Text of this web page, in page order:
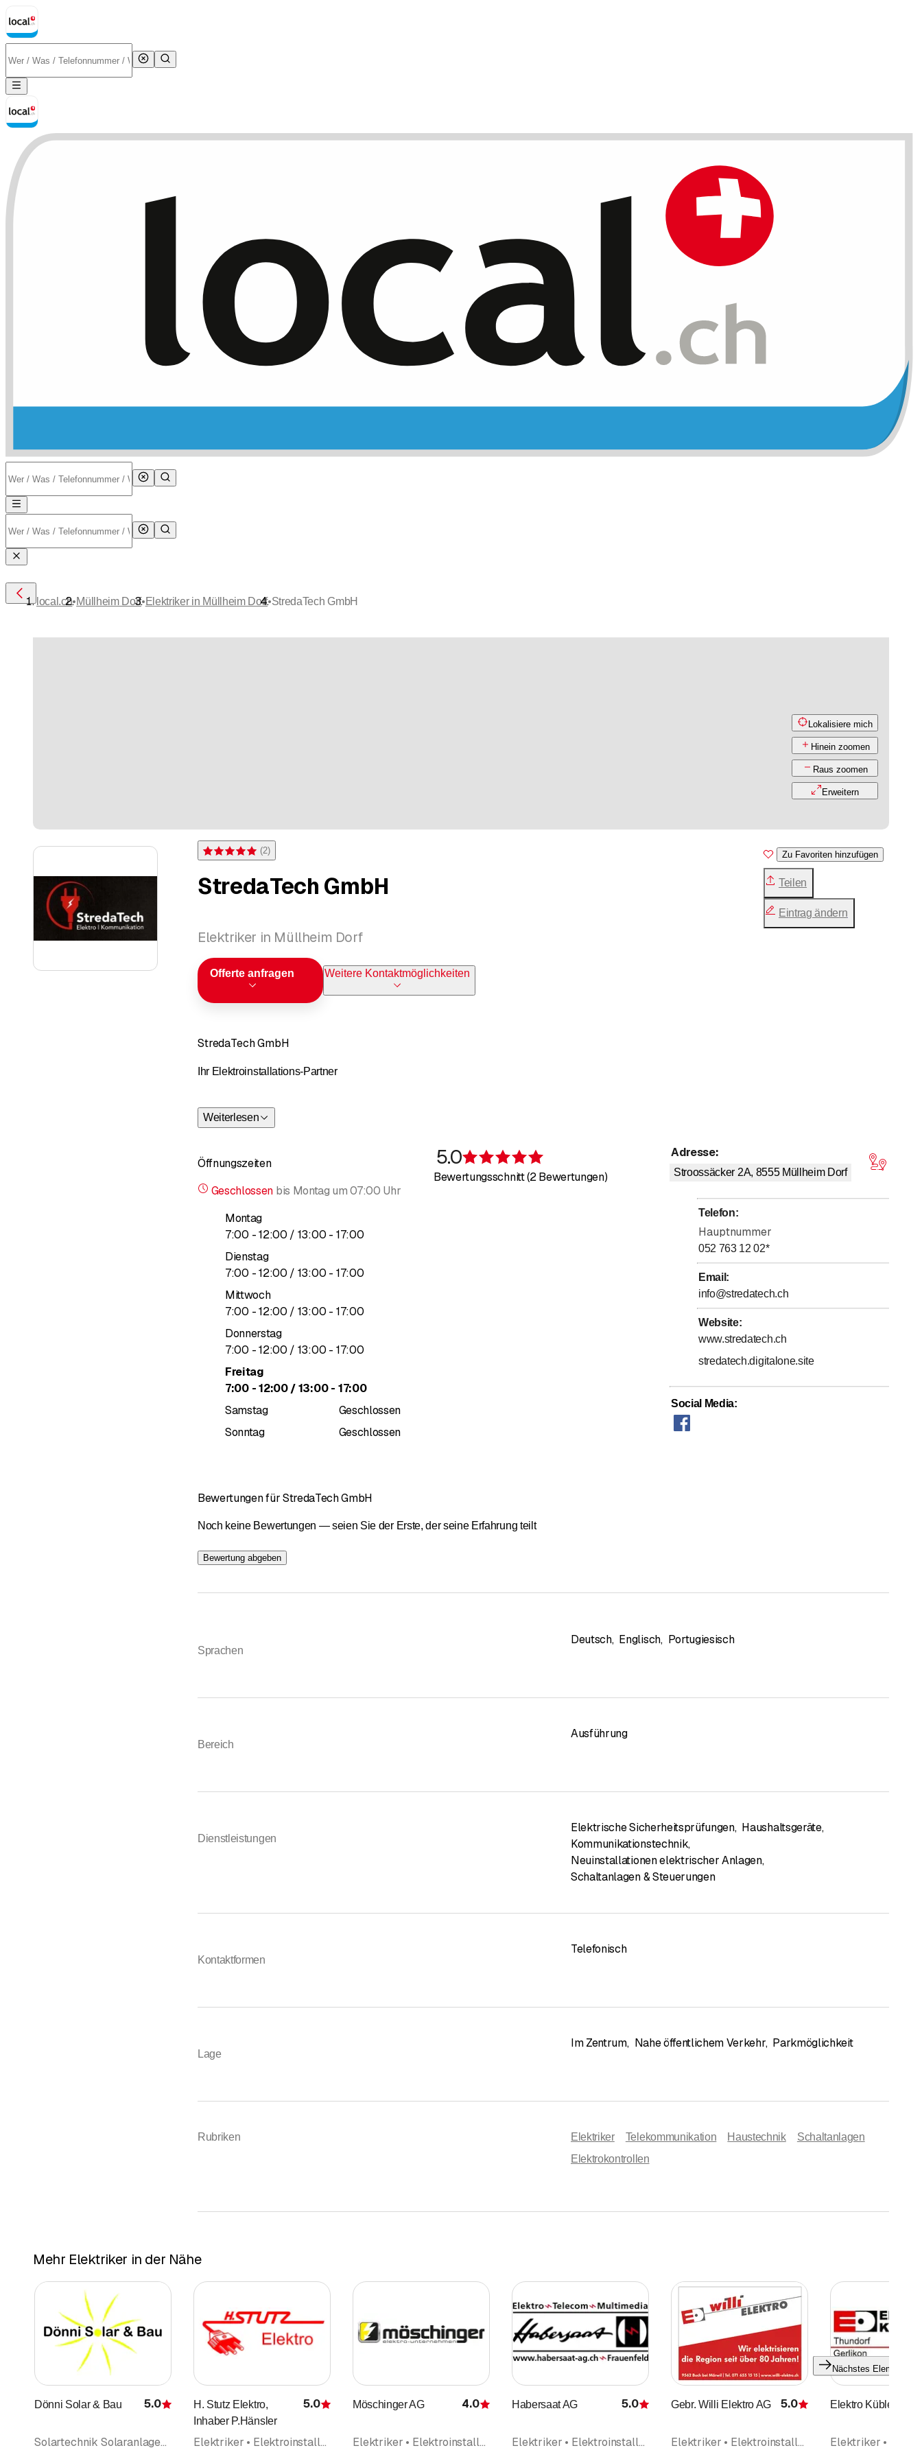
Lokalisiere mich
Hinein zoomen
Raus zoomen
Erweitern
Bewertung 5 von 5 Sternen bei 2 Bewertungen
(2)
StredaTech GmbH
Elektriker in Müllheim Dorf
Offerte anfragen Weitere Kontaktmöglichkeiten
Zu Favoriten hinzufügen
Teilen
Eintrag ändern
StredaTech GmbH
Ihr Elektroinstallations-Partner
Weiterlesen
Öffnungszeiten
Geschlossen bis Montag um 07:00 Uhr
Montag
7:00 - bis
12:00 / 13:00 - bis
17:00
Dienstag
7:00 - bis
12:00 / 13:00 - bis
17:00
Mittwoch
7:00 - bis
12:00 / 13:00 - bis
17:00
Donnerstag
7:00 - bis
12:00 / 13:00 - bis
17:00
Freitag
7:00 - bis
12:00/ 13:00 - bis
17:00
Samstag
Geschlossen
Sonntag
Geschlossen
5.0
Bewertungsschnitt (2 Bewertungen)
Adresse:
Stroossäcker 2A, 8555 Müllheim Dorf
Telefon:
Hauptnummer
052 763 12 02*
Email :
info@stredatech.ch
Website:
www.stredatech.ch
stredatech.digitalone.site
Social Media:
Bewertungen für StredaTech GmbH
Noch keine Bewertungen — seien Sie der Erste, der seine Erfahrung teilt
Bewertung abgeben
Sprachen
Deutsch, Englisch, Portugiesisch
Bereich
Ausführung
Dienstleistungen
Elektrische Sicherheitsprüfungen, Haushaltsgeräte,
Kommunikationstechnik,
Neuinstallationen elektrischer Anlagen,
Schaltanlagen & Steuerungen
Kontaktformen
Telefonisch
Lage
Im Zentrum, Nahe öffentlichem Verkehr, Parkmöglichkeit
Rubriken Elektriker Telekommunikation Haustechnik
Schaltanlagen
Elektrokontrollen
Mehr Elektriker in der Nähe
Dönni Solar & Bau Bewertung
5.0
Solartechnik Solaranlagen • Photovoltaik Solarpanel • Solarenergie • Haustechnik • Alternativenergie • Bedachungen • Elektriker • Elektroinstallationsgeschäft
H. Stutz Elektro,
Inhaber P.Hänsler
Bewertung
5.0
Elektriker • Elektroinstallationsgeschäft • Kommunikation • Schaltanlagen • Beleuchtungen • Telefoninstallation • Gravuren • Wärmepumpen • Sanierungen
Möschinger AG Bewertung
4.0
Elektriker • Elektroinstallationsgeschäft • Netzwerke Telematik • Photovoltaik Solarpanel • Elektroplanung • Beleuchtungen • Küchengeräte • Haushaltapparate • Gebäudeautomation
Habersaat AG Bewertung
5.0
Elektriker • Elektroinstallationsgeschäft • Telekommunikation • Netzwerke Telematik • Gebäudeautomation • Radio- und Fernsehgeschäft • Küchengeräte • Haushaltapparate
Gebr. Willi Elektro AG Bewertung
5.0
Elektriker • Elektroinstallationsgeschäft • Photovoltaik Solarpanel • Küchengeräte • Haushaltapparate
Elektro Kübler
Nächstes Element
local.ch•Müllheim Dorf•Elektriker in Müllheim Dorf•StredaTech GmbH